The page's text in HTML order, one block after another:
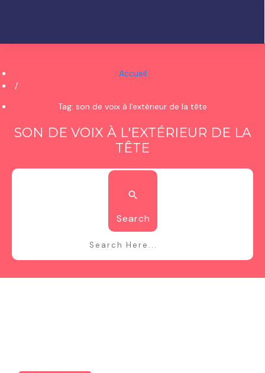
Accueil
/
Tag: son de voix à l'extérieur de la tête
SON DE VOIX À L'EXTÉRIEUR DE LA
TÊTE
Search